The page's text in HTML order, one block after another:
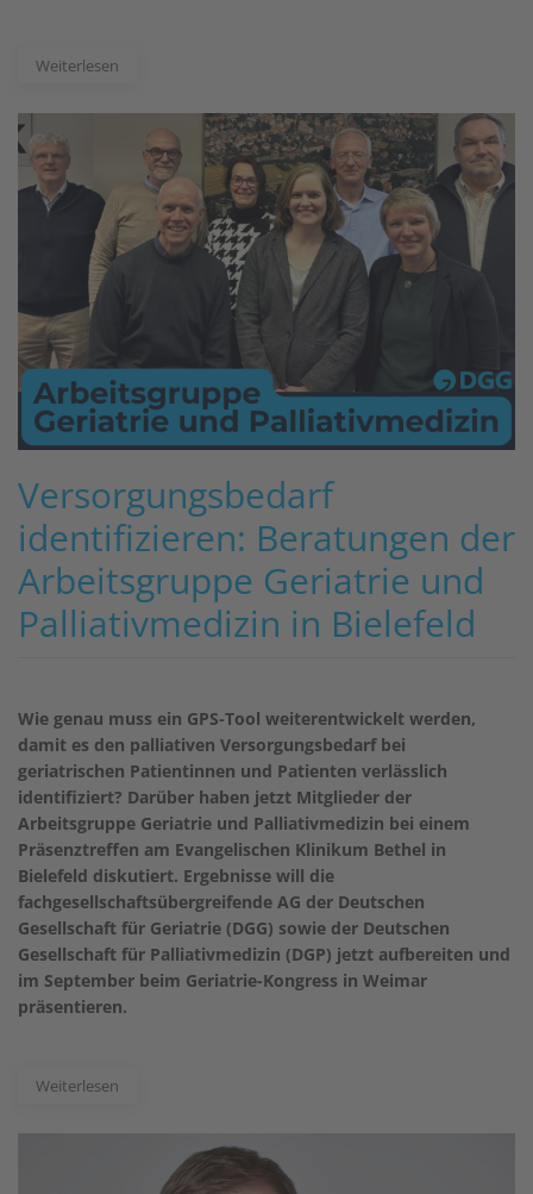
Weiterlesen
Versorgungsbedarf
identifizieren: Beratungen der
Arbeitsgruppe Geriatrie und
Palliativmedizin in Bielefeld
Wie genau muss ein GPS-Tool weiterentwickelt werden,
damit es den palliativen Versorgungsbedarf bei
geriatrischen Patientinnen und Patienten verlässlich
identifiziert? Darüber haben jetzt Mitglieder der
Arbeitsgruppe Geriatrie und Palliativmedizin bei einem
Präsenztreffen am Evangelischen Klinikum Bethel in
Bielefeld diskutiert. Ergebnisse will die
fachgesellschaftsübergreifende AG der Deutschen
Gesellschaft für Geriatrie (DGG) sowie der Deutschen
Gesellschaft für Palliativmedizin (DGP) jetzt aufbereiten und
im September beim Geriatrie-Kongress in Weimar
präsentieren.
Weiterlesen